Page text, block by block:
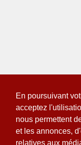
En poursuivant
acceptez
nous permettent
et les annonces,
relatives aux